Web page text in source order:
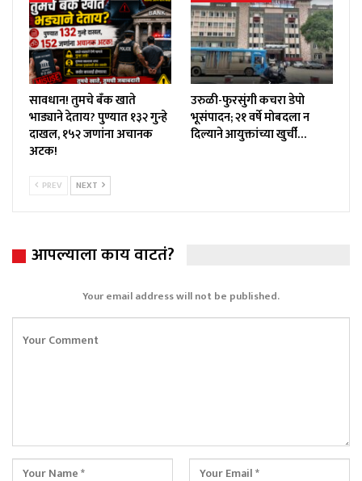
सावधान! तुमचे बँक खाते
भाड्याने देताय? पुण्यात १३२ गुन्हे
दाखल, १५२ जणांना अचानक
अटक!
उरुळी-फुरसुंगी कचरा डेपो
भूसंपादन; २१ वर्षे मोबदला न
दिल्याने आयुक्तांच्या खुर्ची…
PREV NEXT
आपल्याला काय वाटतं?
Your email address will not be published.